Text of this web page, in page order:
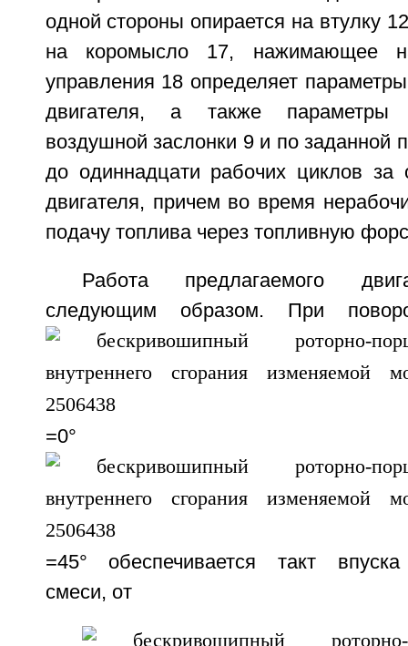
одной стороны опирается на втулку
на коромысло 17, нажимающее
управления 18 определяет
двигателя, а также параметры
воздушной заслонки 9 и по заданной
до одиннадцати рабочих циклов за
двигателя, причем во время
подачу топлива через топливную
Работа предлагаемого
следующим образом. При
=0°
=45° обеспечивается такт
смеси, от